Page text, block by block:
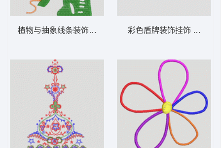
植物与抽象线条装饰图案 女装服装时装 彩色盾牌装饰